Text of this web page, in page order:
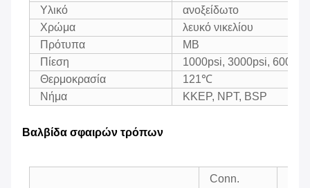
Υλικό
ανοξείδωτο
Χρώμα
λευκό νικελίου
Πρότυπα
ΜΒ
Πίεση
1000psi, 3000psi,
Θερμοκρασία
121℃
Νήμα
ΚΚΕΡ, NPT, BSP
Βαλβίδα σφαιρών τρόπων
Conn.